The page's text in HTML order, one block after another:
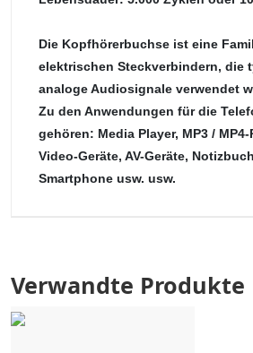
Die Kopfhörerbuchse ist eine
elektrischen Steckverbindern, die
analoge Audiosignale verwendet
Zu den Anwendungen für die
gehören: Media Player, MP3 /
Video-Geräte, AV-Geräte,
Smartphone usw. usw.
Verwandte Produkte